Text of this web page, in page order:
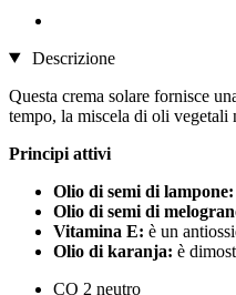
Descrizione
Questa crema solare fornisce
tempo, la miscela di oli vegetali
Principi attivi
Olio di semi di lampone:
Olio di semi di
Vitamina E: è un
Olio di karanja: è
CO 2 neutro